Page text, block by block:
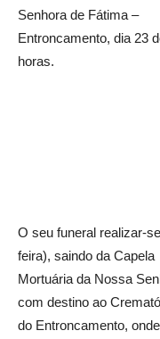
Senhora de Fátima –
Entroncamento, dia 23
horas.
O seu funeral realizar-
feira), saindo da Capela
Mortuária da Nossa
com destino ao
do Entroncamento,